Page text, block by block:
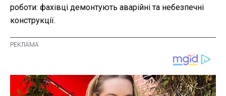
роботи: фахівці демонтують аварійні та небезпечні
конструкції.